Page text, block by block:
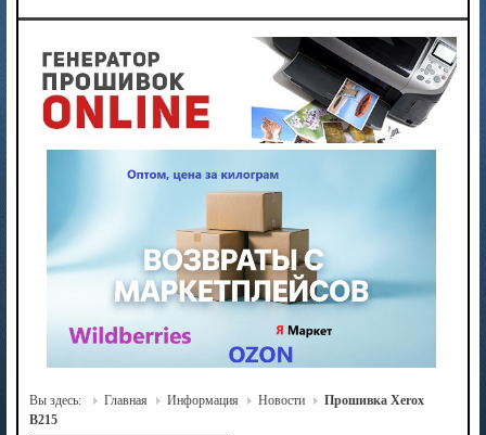
Вы здесь: Главная Информация Новости
Прошивка Xerox
B215